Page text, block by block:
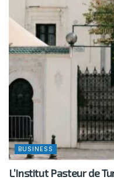
BUSINESS
L’Institut Pasteur de